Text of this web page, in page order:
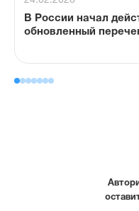
В России начал
обновленный